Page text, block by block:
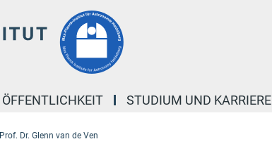
ÖFFENTLICHKEIT STUDIUM UND KARRIERE
Prof. Dr. Glenn van de Ven